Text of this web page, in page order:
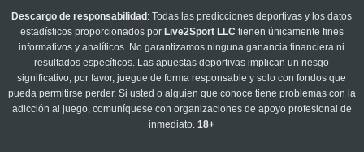
Descargo de responsabilidad : Todas las predicciones deportivas y los datos
estadísticos proporcionados por Live2Sport LLC tienen únicamente fines
informativos y analíticos. No garantizamos ninguna ganancia financiera ni
resultados específicos. Las apuestas deportivas implican un riesgo
significativo; por favor, juegue de forma responsable y solo con fondos que
pueda permitirse perder. Si usted o alguien que conoce tiene problemas con la
adicción al juego, comuníquese con organizaciones de apoyo profesional de
inmediato.18+